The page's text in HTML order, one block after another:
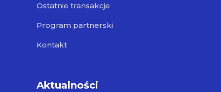
Ostatnie transakcje
Program partnerski
Kontakt
Aktualności